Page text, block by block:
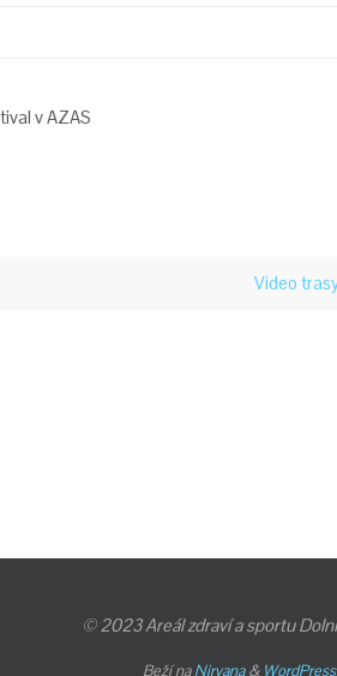
v AZAS
Video
© 2023 Areál zdraví a sportu
Beží naNirvana&